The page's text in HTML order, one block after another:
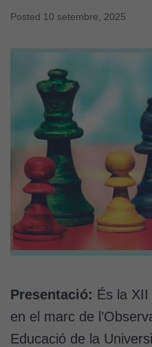
Posted 10 setembre, 2025
Presentació: És la
en el marc de
Educació de la